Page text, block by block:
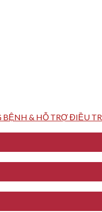
& HỖ TRỢ ĐIỀU